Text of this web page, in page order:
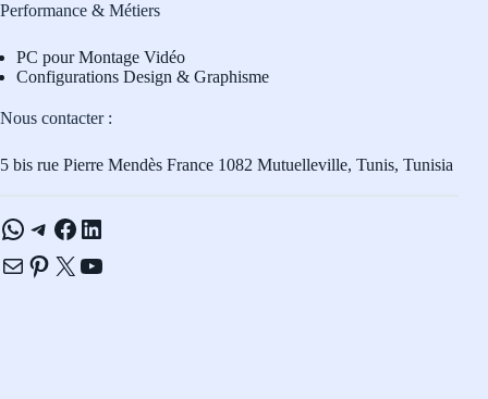
Performance & Métiers
PC pour Montage Vidéo
Configurations Design & Graphisme
Nous contacter :
5 bis rue Pierre Mendès France 1082 Mutuelleville, Tunis, Tunisia
WhatsApp
Telegram
Facebook
LinkedIn
E-mailPinterest
X YouTube